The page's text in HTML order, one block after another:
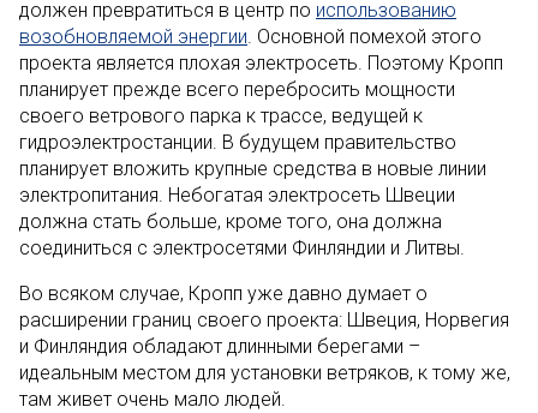
должен превратиться в центр по использованию
возобновляемой энергии. Основной помехой этого
проекта является плохая электросеть. Поэтому Кропп
планирует прежде всего перебросить мощности
своего ветрового парка к трассе, ведущей к
гидроэлектростанции. В будущем правительство
планирует вложить крупные средства в новые линии
электропитания. Небогатая электросеть Швеции
должна стать больше, кроме того, она должна
соединиться с электросетями Финляндии и Литвы.
Во всяком случае, Кропп уже давно думает о
расширении границ своего проекта: Швеция, Норвегия
и Финляндия обладают длинными берегами –
идеальным местом для установки ветряков, к тому же,
там живет очень мало людей.